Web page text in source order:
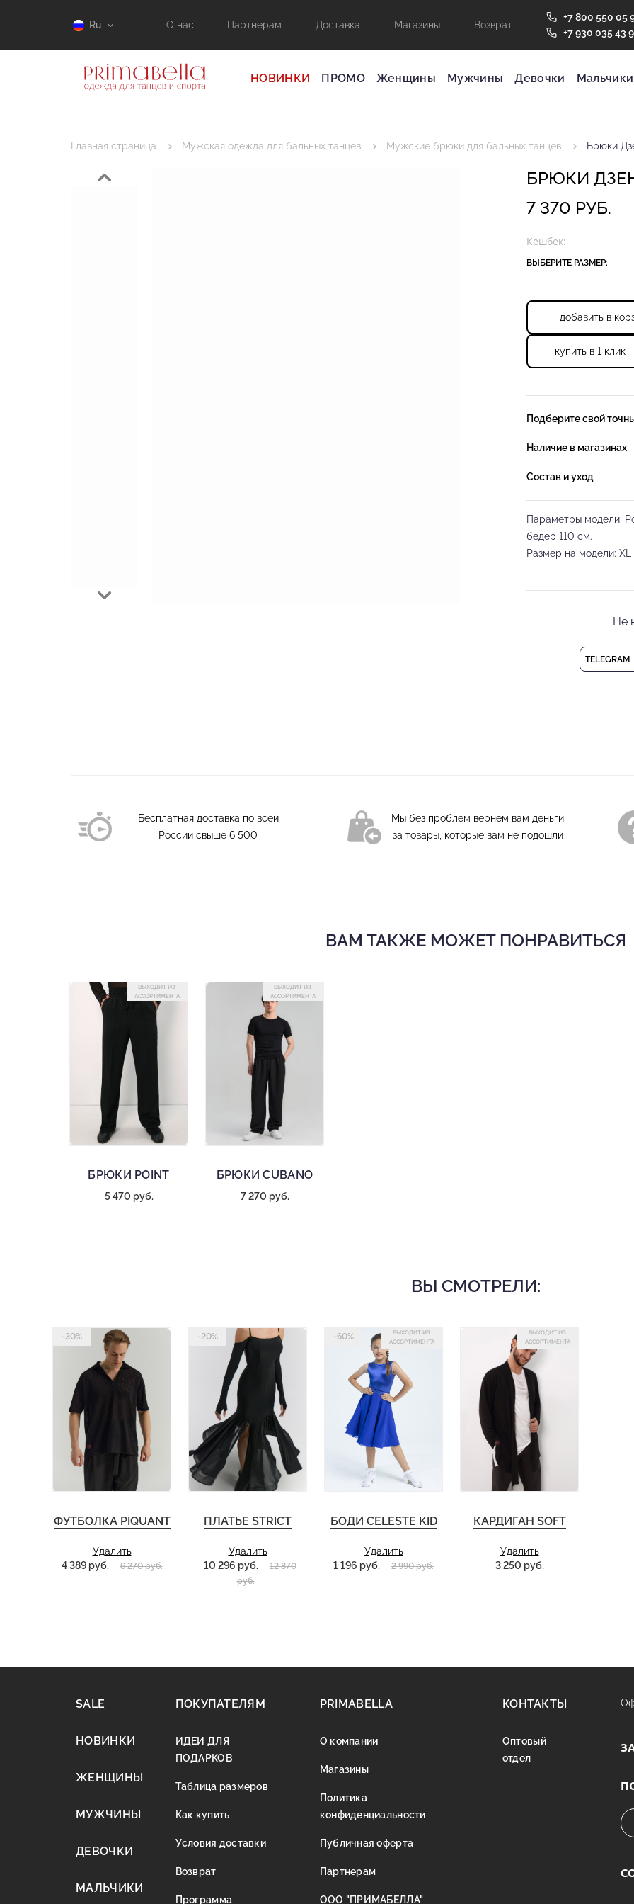
Ru О нас Партнерам Доставка Магазины Возврат
+7 800 550 05
+7 930 035 43
НОВИНКИ ПРОМО Женщины Мужчины Девочки Мальчики
Главная страница Мужская одежда для бальных танцев Мужские брюки для бальных танцев Брюки
БРЮКИ
7 370 РУБ.
Кешбек:
ВЫБЕРИТЕ РАЗМЕР:
добавить в
купить в 1 клик
Подберите свой
Наличие в магазинах
Состав и уход
Параметры модели:
бедер 110 см.
Размер на модели: XL
танцевальной
хорошо пропускает
безупречный
Состав: 94%
Деликатная
Не
TELEGRAM
Бесплатная доставка по всей
России свыше 6 500
Мы без проблем вернем вам деньги
за товары, которые вам не подошли
ВАМ ТАКЖЕ МОЖЕТ ПОНРАВИТЬСЯ
ВЫХОДИТ ИЗ
АССОРТИМЕНТА
БРЮКИ POINT
5 470 руб.
ВЫХОДИТ ИЗ
АССОРТИМЕНТА
БРЮКИ CUBANO
7 270 руб.
ВЫ СМОТРЕЛИ:
-30%
ФУТБОЛКА PIQUANT
Удалить
4 389 руб.
6 270 руб.
-20%
ПЛАТЬЕ STRICT
Удалить
10 296 руб.
12 870
руб.
ВЫХОДИТ ИЗ
АССОРТИМЕНТА
-60%
БОДИ CELESTE KID
Удалить
1 196 руб.
2 990 руб.
ВЫХОДИТ ИЗ
АССОРТИМЕНТА
КАРДИГАН SOFT
Удалить
3 250 руб.
SALE
НОВИНКИ
ЖЕНЩИНЫ
МУЖЧИНЫ
ДЕВОЧКИ
МАЛЬЧИКИ
ПОКУПАТЕЛЯМ
ИДЕИ ДЛЯ
ПОДАРКОВ
Таблица размеров
Как купить
Условия доставки
Возврат
Программа
PRIMABELLA
О компании
Магазины
Политика
конфиденциальности
Публичная оферта
Партнерам
ООО "ПРИМАБЕЛЛА"
КОНТАКТЫ
Оптовый
отдел